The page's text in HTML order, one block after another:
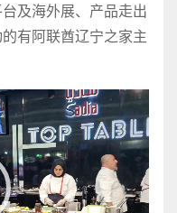
及海外展、产品走出
有阿联酋辽宁之家主